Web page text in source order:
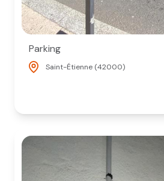
Parking
Saint-Étienne (42000)